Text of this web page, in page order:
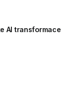
AI transformace